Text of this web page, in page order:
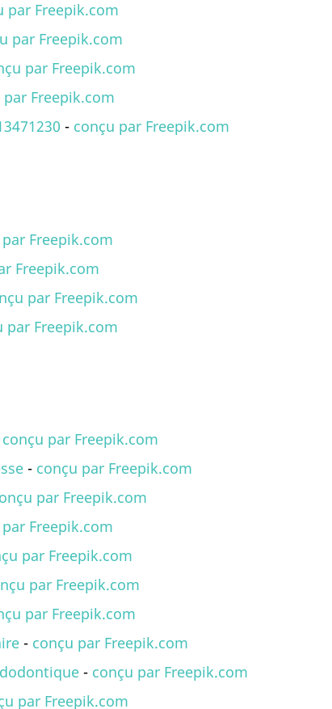
par Freepik.com
par Freepik.com
par Freepik.com
par Freepik.com
- conçu par Freepik.com
Freepik.com
Freepik.com
par Freepik.com
par Freepik.com
conçu par Freepik.com
- conçu par Freepik.com
par Freepik.com
Freepik.com
par Freepik.com
par Freepik.com
par Freepik.com
- conçu par Freepik.com
- conçu par Freepik.com
par Freepik.com